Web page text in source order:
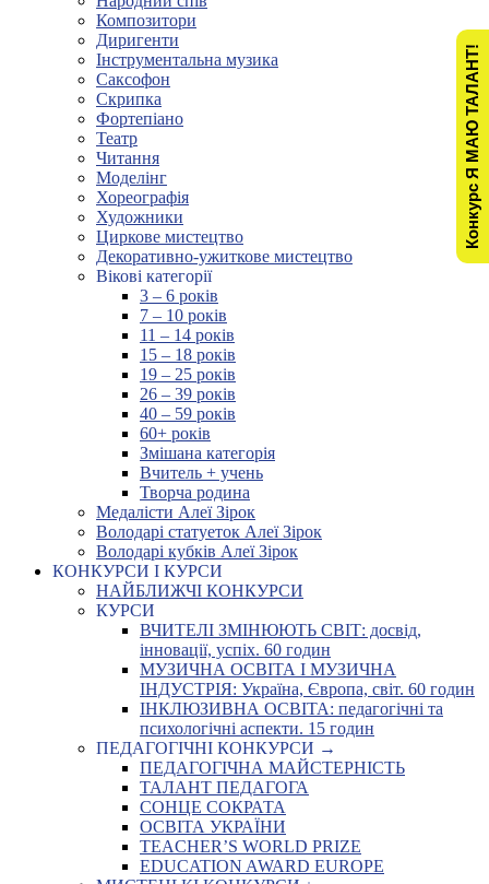
Композитори
Диригенти
Інструментальна музика
Саксофон
Скрипка
Фортепіано
Театр
Читання
Моделінг
Хореографія
Художники
Циркове мистецтво
Декоративно-ужиткове мистецтво
Вікові категорії
3 – 6 років
7 – 10 років
11 – 14 років
15 – 18 років
19 – 25 років
26 – 39 років
40 – 59 років
60+ років
Змішана категорія
Вчитель + учень
Творча родина
Медалісти Алеї Зірок
Володарі статуеток Алеї Зірок
Володарі кубків Алеї Зірок
КОНКУРСИ І КУРСИ
НАЙБЛИЖЧІ КОНКУРСИ
КУРСИ
ВЧИТЕЛІ ЗМІНЮЮТЬ СВІТ: досвід,
інновації, успіх. 60 годин
МУЗИЧНА ОСВІТА І МУЗИЧНА
ІНДУСТРІЯ: Україна, Європа, світ. 60 годин
ІНКЛЮЗИВНА ОСВІТА: педагогічні та
психологічні аспекти. 15 годин
ПЕДАГОГІЧНІ КОНКУРСИ →
ПЕДАГОГІЧНА МАЙСТЕРНІСТЬ
ТАЛАНТ ПЕДАГОГА
СОНЦЕ СОКРАТА
ОСВІТА УКРАЇНИ
TEACHER’S WORLD PRIZE
EDUCATION AWARD EUROPE
Конкурс Я МАЮ ТАЛАНТ!